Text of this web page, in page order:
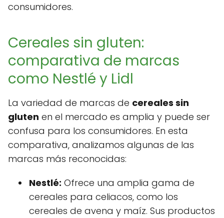
consumidores.
Cereales sin gluten:
comparativa de marcas
como Nestlé y Lidl
La variedad de marcas de cereales sin
gluten en el mercado es amplia y puede ser
confusa para los consumidores. En esta
comparativa, analizamos algunas de las
marcas más reconocidas:
Nestlé: Ofrece una amplia gama de
cereales para celiacos, como los
cereales de avena y maíz. Sus productos